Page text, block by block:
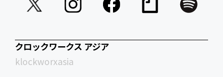
クロックワークス アジア
klockworxasia